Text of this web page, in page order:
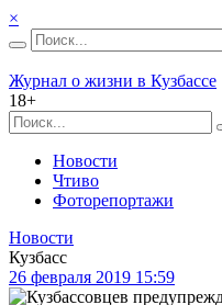
×
Журнал о жизни в Кузбассе
18+
Новости
Чтиво
Фоторепортажи
Новости
Кузбасс
26 февраля 2019 15:59